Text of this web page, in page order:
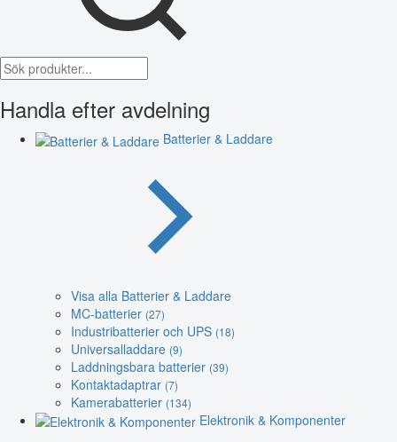
Handla efter avdelning
Batterier & Laddare
Visa alla Batterier & Laddare
MC-batterier (27)
Industribatterier och UPS (18)
Universalladdare (9)
Laddningsbara batterier (39)
Kontaktadaptrar (7)
Kamerabatterier (134)
Elektronik & Komponenter